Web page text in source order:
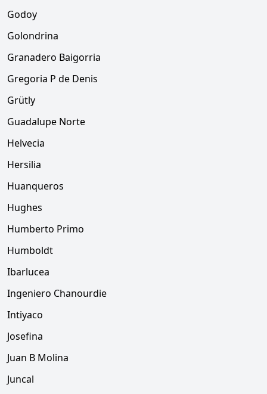
Godoy
Golondrina
Granadero Baigorria
Gregoria P de Denis
Grütly
Guadalupe Norte
Helvecia
Hersilia
Huanqueros
Hughes
Humberto Primo
Humboldt
Ibarlucea
Ingeniero Chanourdie
Intiyaco
Josefina
Juan B Molina
Juncal